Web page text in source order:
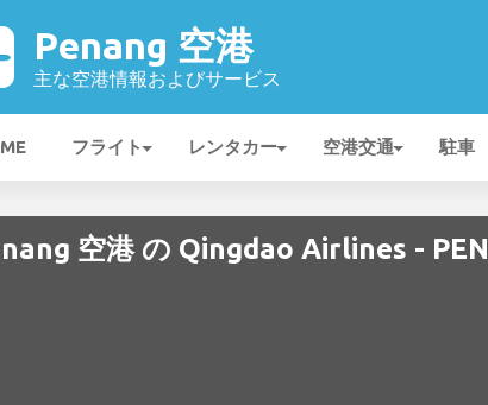
Penang 空港
主な空港情報およびサービス
フライト レンタカー 空港交通 駐車
空港 の Qingdao Airlines - PEN